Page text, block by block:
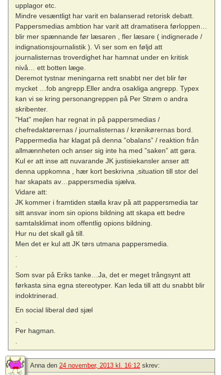
upplagor etc.
Mindre vesæntligt har varit en balanserad retorisk debatt.
Pappersmedias ambtion har varit att dramatisera førloppen…
blir mer spænnande før læsaren , fler læsare ( indignerade /
indignationsjournalistik ). Vi ser som en føljd att
journalisternas troverdighet har hamnat under en kritisk
nivå… ett botten læge.
Deremot tystnar meningarna rett snabbt ner det blir før
mycket …fob angrepp.Eller andra osakliga angrepp. Typex
kan vi se kring personangreppen på Per Strøm o andra
skribenter.
”Hat” mejlen har regnat in på pappersmedias /
chefredaktørernas / journalisternas / krønikørernas bord.
Pappermedia har klagat på denna ”obalans” / reaktion från
allmænnheten och anser sig inte ha med ”saken” att gøra.
Kul er att inse att nuvarande JK justisiekansler anser att
denna uppkomna , hær kort beskrivna ,situation till stor del
har skapats av…pappersmedia sjælva.
Vidare att:
JK kommer i framtiden stælla krav på att pappersmedia tar
sitt ansvar inom sin opions bildning att skapa ett bedre
samtalsklimat inom offentlig opions bildning.
Hur nu det skall gå till.
Men det er kul att JK tørs utmana pappersmedia.
.
.
Som svar på Eriks tanke…Ja, det er meget trångsynt att
førkasta sina egna stereotyper. Kan leda till att du snabbt blir
indoktrinerad.
En social liberal død sjæl
Per hagman.
Anna den 24 november, 2013 kl. 16:12 skrev: